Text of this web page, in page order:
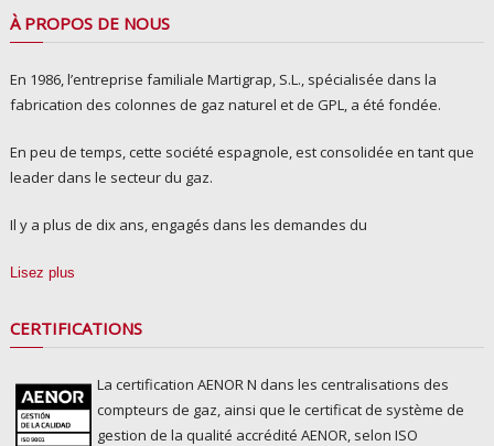
À PROPOS DE NOUS
En 1986, l’entreprise familiale Martigrap, S.L., spécialisée dans la
fabrication des colonnes de gaz naturel et de GPL, a été fondée.
En peu de temps, cette société espagnole, est consolidée en tant que
leader dans le secteur du gaz.
Il y a plus de dix ans, engagés dans les demandes du
Lisez plus
CERTIFICATIONS
La certification AENOR N dans les centralisations des
compteurs de gaz, ainsi que le certificat de système de
gestion de la qualité accrédité AENOR, selon ISO